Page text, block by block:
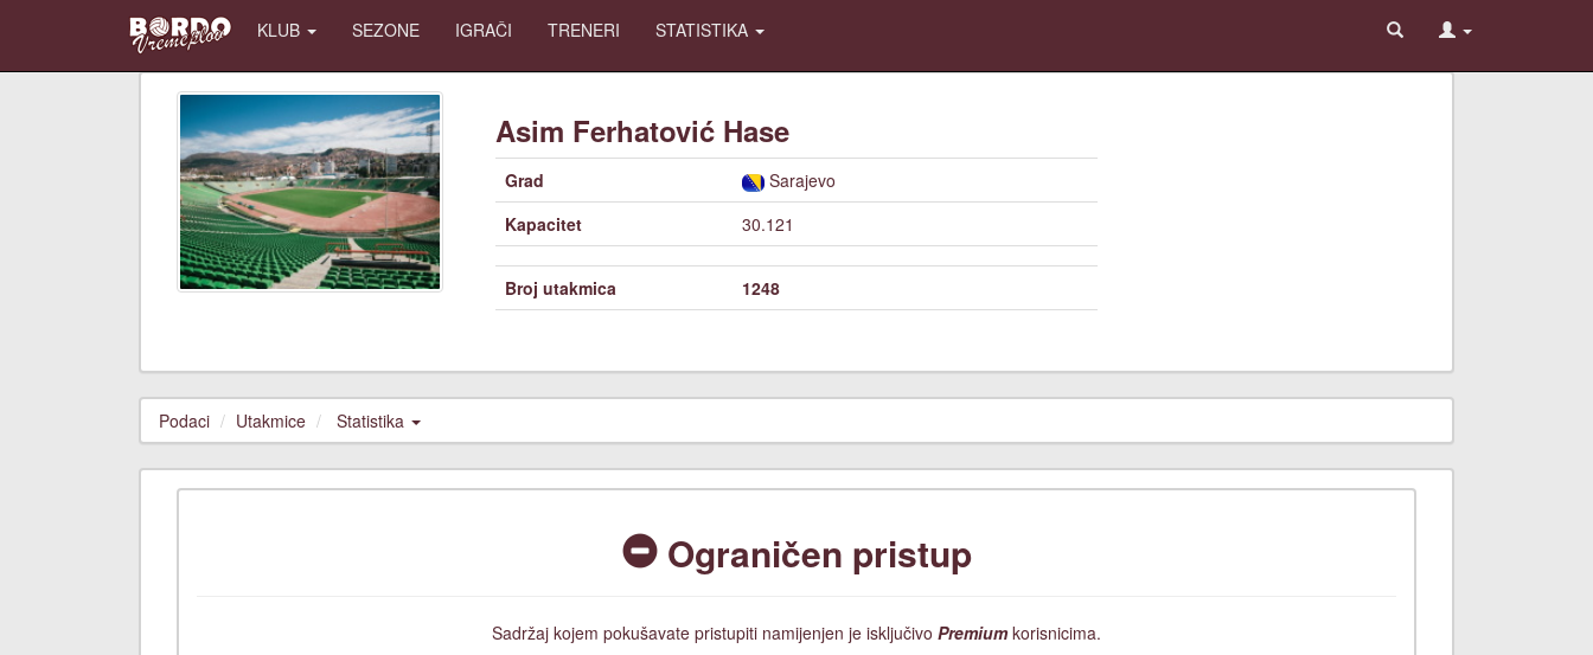
KLUB SEZONE IGRAČI TRENERI STATISTIKA
Asim Ferhatović Hase
Grad
Sarajevo
Kapacitet
30.121
Broj utakmica 1248
Podaci Utakmice Statistika
Ograničen pristup
Sadržaj kojem pokušavate pristupiti namijenjen je isključivo Premiumkorisnicima.